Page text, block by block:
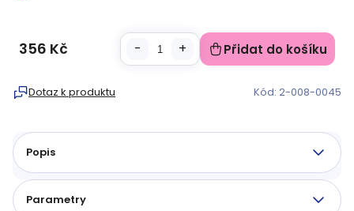
Dotaz k produktu Kód: 2-008-0045
356 Kč Přidat do košíku
Popis
Parametry